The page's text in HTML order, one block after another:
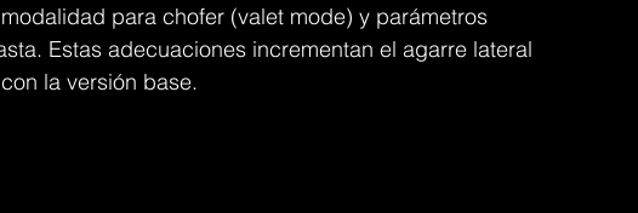
para chofer (valet mode) y parámetros
Estas adecuaciones incrementan el agarre lateral
la versión base.